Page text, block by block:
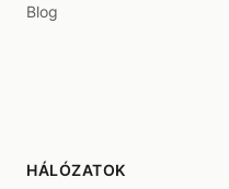
Blog
HÁLÓZATOK